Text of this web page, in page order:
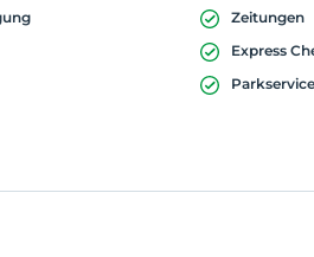
Zeitungen
Express
Parkservice